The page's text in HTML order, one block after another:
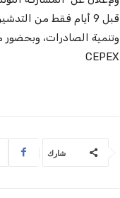
قبل 9 أيام فقط من
CEPEX
شارك